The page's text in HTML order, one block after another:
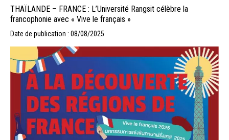
THAÏLANDE – FRANCE : L’Université Rangsit célèbre la
francophonie avec « Vive le français »
Date de publication : 08/08/2025